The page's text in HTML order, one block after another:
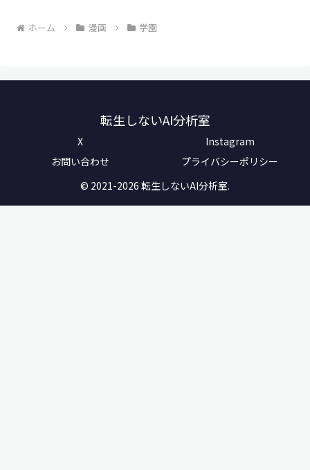
ホーム 漫画 学園
転生しないAI分析室
X
Instagram
お問い合わせ
プライバシーポリシー
© 2021-2026 転生しないAI分析室.